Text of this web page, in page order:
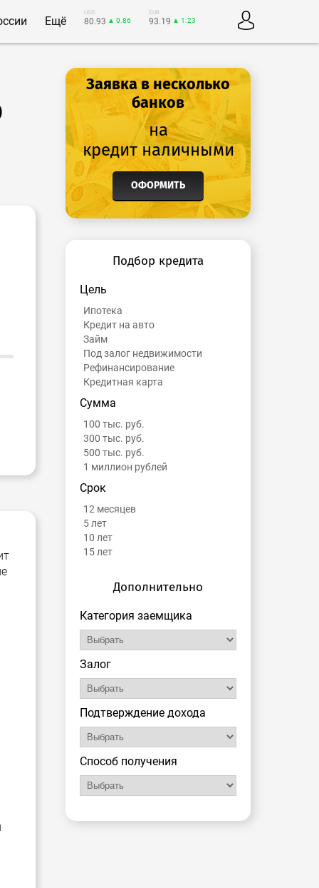
Ещё
USD
80.93 ▲ 0.86
EUR
93.19 ▲ 1.23
Заявка в несколько
банков
на
кредит наличными
ОФОРМИТЬ
Подбор кредита
Цель
Ипотека
Кредит на авто
Займ
Под залог недвижимости
Рефинансирование
Кредитная карта
Сумма
100 тыс. руб.
300 тыс. руб.
500 тыс. руб.
1 миллион рублей
Срок
12 месяцев
5 лет
10 лет
15 лет
Дополнительно
Категория заемщика
Залог
Подтверждение дохода
Способ получения